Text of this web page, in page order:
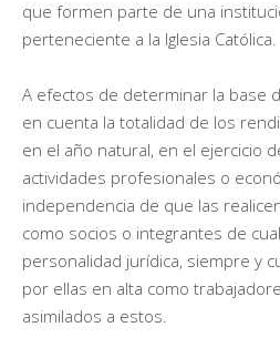
que formen parte de una
perteneciente a la Iglesia Católica.
A efectos de determinar la base
en cuenta la totalidad de los
en el año natural, en el ejercicio
actividades profesionales o
independencia de que las
como socios o integrantes de
personalidad jurídica, siempre y
por ellas en alta como
asimilados a estos.